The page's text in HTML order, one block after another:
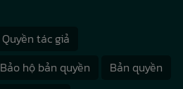
Quyền tác giả
Bảo hộ bản quyền
Bản quyền